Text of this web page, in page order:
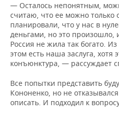
— Осталось непонятным,
считаю, что ее можно
планировали, что у нас в
деньгами, но это
Россия не жила так богато. Из
этом есть наша заслуга, хотя
конъюнктура, — рассуждает
Все попытки представить
Кононенко, но не
описать. И подходил к